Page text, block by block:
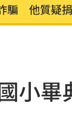
騙 他質疑
、簽名超
國民黨拒
小